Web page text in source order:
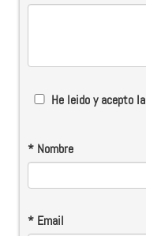
He leido y acepto la
* Nombre
* Email